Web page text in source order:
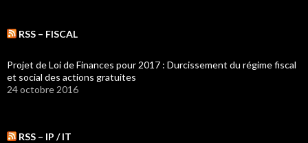
RSS – FISCAL
Projet de Loi de Finances pour 2017 : Durcissement du régime fiscal
et social des actions gratuites
24 octobre 2016
RSS – IP / IT